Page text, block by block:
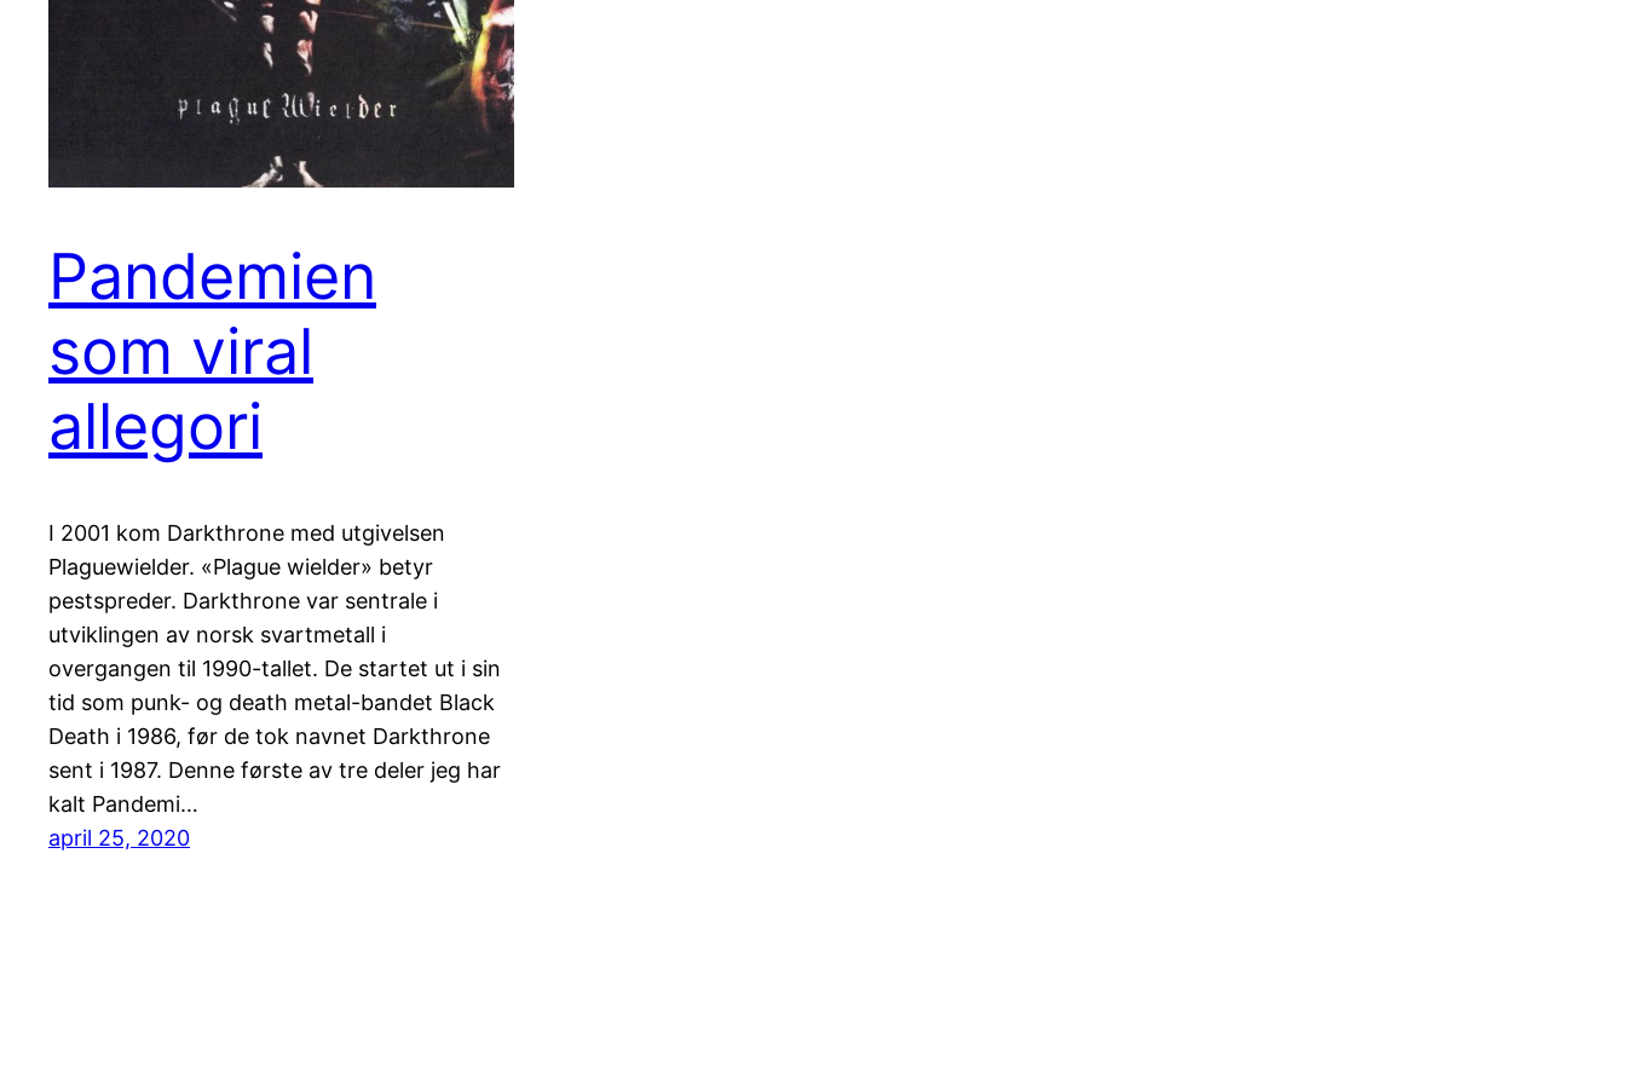
Pandemien
som viral
allegori
I 2001 kom Darkthrone med utgivelsen
Plaguewielder. «Plague wielder» betyr
pestspreder. Darkthrone var sentrale i
utviklingen av norsk svartmetall i
overgangen til 1990-tallet. De startet ut i sin
tid som punk- og death metal-bandet Black
Death i 1986, før de tok navnet Darkthrone
sent i 1987. Denne første av tre deler jeg har
kalt Pandemi…
april 25, 2020